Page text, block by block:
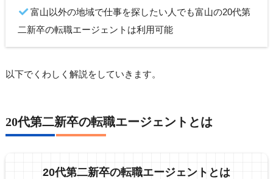
富山以外の地域で仕事を探したい人でも富山の20代第
二新卒の転職エージェントは利用可能
以下でくわしく解説をしていきます。
20代第二新卒の転職エージェントとは
20代第二新卒の転職エージェントとは